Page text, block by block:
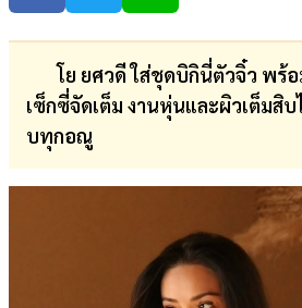
โย ยศวดี ใส่ชุดบิกินี่ตัวจิ๋ว พร้
เซ็กซี่จัดเต็ม งานหุ่นและผิวเต็มสิ
บทุกอณู
ตรวจ
หวย
ผล
บอล
สด